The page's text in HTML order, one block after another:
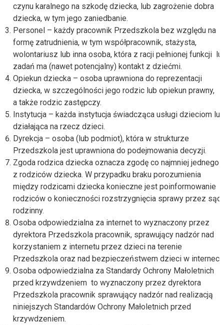
czynu karalnego na szkodę dziecka, lub zagrożenie dobra
dziecka, w tym jego zaniedbanie.
Personel – każdy pracownik Przedszkola bez względu na
formę zatrudnienia, w tym współpracownik, stażysta,
wolontariusz lub inna osoba, która z racji pełnionej funkcji
zadań ma (nawet potencjalny) kontakt z dziećmi.
Opiekun dziecka – osoba uprawniona do reprezentacji
dziecka, w szczególności jego rodzic lub opiekun prawny,
a także rodzic zastępczy.
Instytucja – każda instytucja świadcząca usługi dzieciom lub
działająca na rzecz dzieci.
Dyrekcja – osoba (lub podmiot), która w strukturze
Przedszkola jest uprawniona do podejmowania decyzji.
Zgoda rodzica dziecka oznacza zgodę co najmniej jednego
z rodziców dziecka. W przypadku braku porozumienia
między rodzicami dziecka konieczne jest poinformowanie
rodziców o konieczności rozstrzygnięcia sprawy przez sąd
rodzinny.
Osoba odpowiedzialna za internet to wyznaczony przez
dyrektora Przedszkola pracownik, sprawujący nadzór nad
korzystaniem z internetu przez dzieci na terenie
Przedszkola oraz nad bezpieczeństwem dzieci w
Osoba odpowiedzialna za Standardy Ochrony Małoletnich
przed krzywdzeniem to wyznaczony przez dyrektora
Przedszkola pracownik sprawujący nadzór nad realizacją
niniejszych Standardów Ochrony Małoletnich przed
krzywdzeniem.